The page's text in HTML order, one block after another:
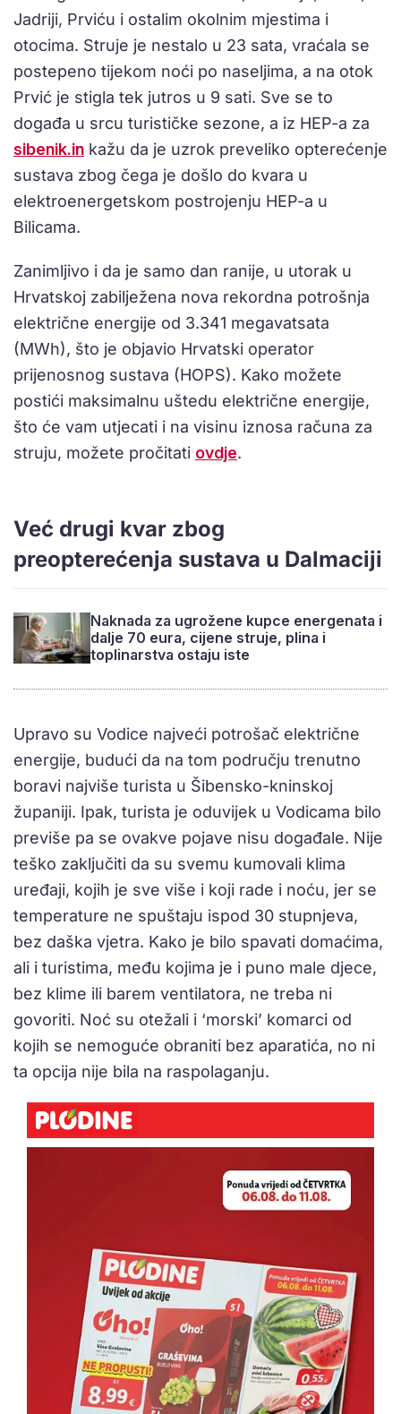
Jadriji, Prviću i ostalim okolnim mjestima i
otocima. Struje je nestalo u 23 sata, vraćala se
postepeno tijekom noći po naseljima, a na otok
Prvić je stigla tek jutros u 9 sati. Sve se to
događa u srcu turističke sezone, a iz HEP-a za
sibenik.in kažu da je uzrok preveliko opterećenje
sustava zbog čega je došlo do kvara u
elektroenergetskom postrojenju HEP-a u
Bilicama.
Zanimljivo i da je samo dan ranije, u utorak u
Hrvatskoj zabilježena nova rekordna potrošnja
električne energije od 3.341 megavatsata
(MWh), što je objavio Hrvatski operator
prijenosnog sustava (HOPS). Kako možete
postići maksimalnu uštedu električne energije,
što će vam utjecati i na visinu iznosa računa za
struju, možete pročitati ovdje.
Već drugi kvar zbog
preopterećenja sustava u Dalmaciji
Naknada za ugrožene kupce energenata i
dalje 70 eura, cijene struje, plina i
toplinarstva ostaju iste
Upravo su Vodice najveći potrošač električne
energije, budući da na tom području trenutno
boravi najviše turista u Šibensko-kninskoj
županiji. Ipak, turista je oduvijek u Vodicama bilo
previše pa se ovakve pojave nisu događale. Nije
teško zaključiti da su svemu kumovali klima
uređaji, kojih je sve više i koji rade i noću, jer se
temperature ne spuštaju ispod 30 stupnjeva,
bez daška vjetra. Kako je bilo spavati domaćima,
ali i turistima, među kojima je i puno male djece,
bez klime ili barem ventilatora, ne treba ni
govoriti. Noć su otežali i ‘morski’ komarci od
kojih se nemoguće obraniti bez aparatića, no ni
ta opcija nije bila na raspolaganju.